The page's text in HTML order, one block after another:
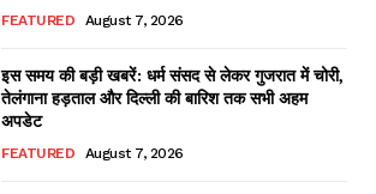
FEATURED August 7, 2026
इस समय की बड़ी खबरें: धर्म संसद से लेकर गुजरात में चोरी,
तेलंगाना हड़ताल और दिल्ली की बारिश तक सभी अहम
अपडेट
FEATURED August 7, 2026